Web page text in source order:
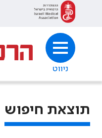
ניווט
תוצאת חיפוש